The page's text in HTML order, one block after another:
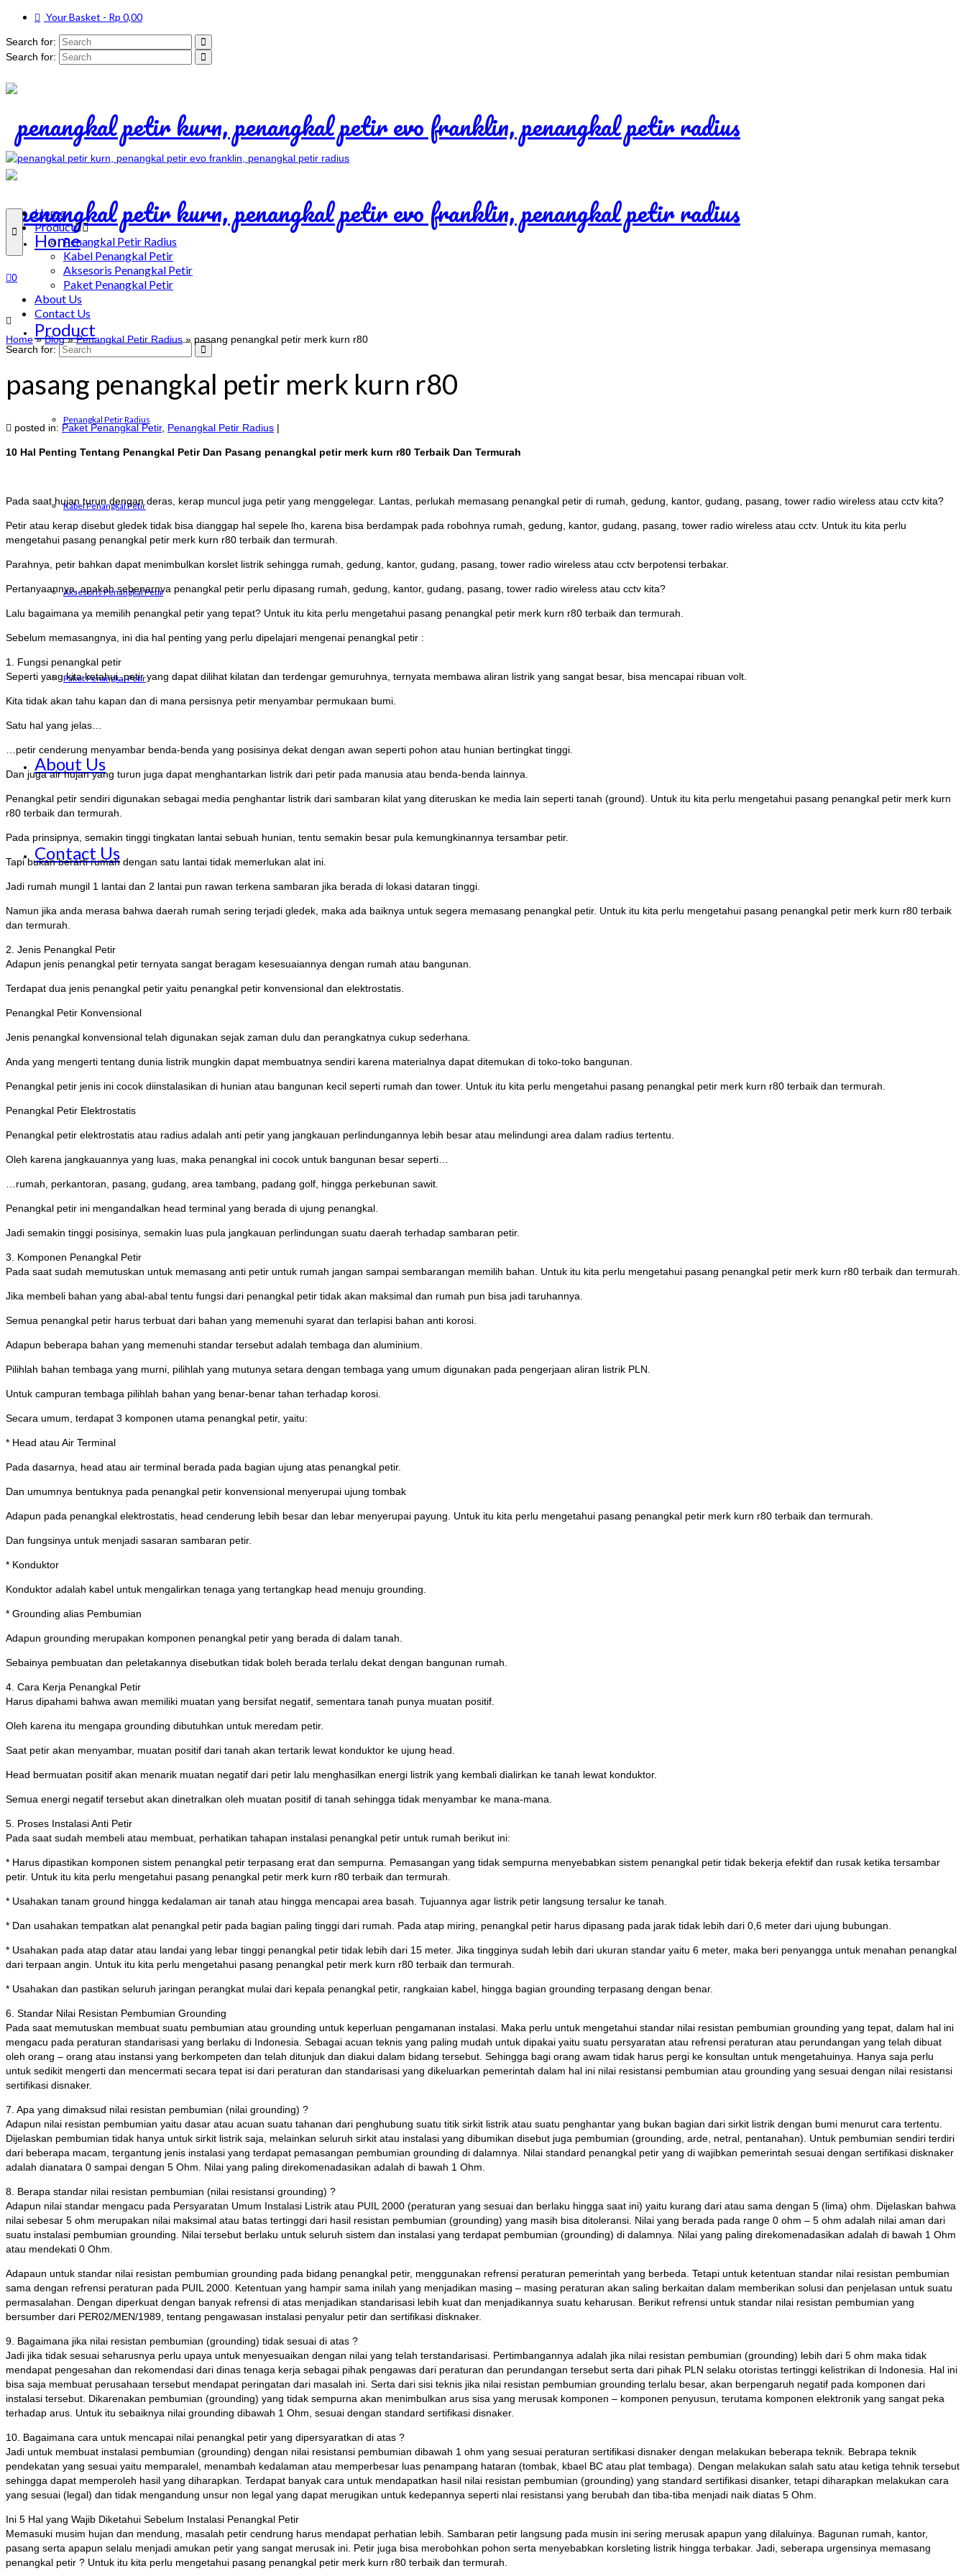
Your Basket - Rp 0,00
Search for:
Search for:
Home
Product
Penangkal Petir Radius
Kabel Penangkal Petir
Aksesoris Penangkal Petir
Paket Penangkal Petir
About Us
Contact Us
0
Search for:
Home
Product
Penangkal Petir Radius
Kabel Penangkal Petir
Aksesoris Penangkal Petir
Paket Penangkal Petir
About Us
Contact Us
Home » Blog»Penangkal Petir Radius » pasang penangkal petir merk kurn r80
pasang penangkal petir merk kurn r80
posted in: Paket Penangkal Petir, Penangkal Petir Radius |
10 Hal Penting Tentang Penangkal Petir Dan Pasang penangkal petir merk kurn r80 Terbaik Dan Termurah
Pada saat hujan turun dengan deras, kerap muncul juga petir yang menggelegar. Lantas, perlukah memasang penangkal petir di rumah, gedung, kantor, gudang, pasang, tower radio wireless atau cctv kita?
Petir atau kerap disebut gledek tidak bisa dianggap hal sepele lho, karena bisa berdampak pada robohnya rumah, gedung, kantor, gudang, pasang, tower radio wireless atau cctv. Untuk itu kita perlu
mengetahui pasang penangkal petir merk kurn r80 terbaik dan termurah.
Parahnya, petir bahkan dapat menimbulkan korslet listrik sehingga rumah, gedung, kantor, gudang, pasang, tower radio wireless atau cctv berpotensi terbakar.
Pertanyaannya, apakah sebenarnya penangkal petir perlu dipasang rumah, gedung, kantor, gudang, pasang, tower radio wireless atau cctv kita?
Lalu bagaimana ya memilih penangkal petir yang tepat? Untuk itu kita perlu mengetahui pasang penangkal petir merk kurn r80 terbaik dan termurah.
Sebelum memasangnya, ini dia hal penting yang perlu dipelajari mengenai penangkal petir :
1. Fungsi penangkal petir
Seperti yang kita ketahui, petir yang dapat dilihat kilatan dan terdengar gemuruhnya, ternyata membawa aliran listrik yang sangat besar, bisa mencapai ribuan volt.
Kita tidak akan tahu kapan dan di mana persisnya petir menyambar permukaan bumi.
Satu hal yang jelas…
…petir cenderung menyambar benda-benda yang posisinya dekat dengan awan seperti pohon atau hunian bertingkat tinggi.
Dan juga air hujan yang turun juga dapat menghantarkan listrik dari petir pada manusia atau benda-benda lainnya.
Penangkal petir sendiri digunakan sebagai media penghantar listrik dari sambaran kilat yang diteruskan ke media lain seperti tanah (ground). Untuk itu kita perlu mengetahui pasang penangkal petir merk kurn
r80 terbaik dan termurah.
Pada prinsipnya, semakin tinggi tingkatan lantai sebuah hunian, tentu semakin besar pula kemungkinannya tersambar petir.
Tapi bukan berarti rumah dengan satu lantai tidak memerlukan alat ini.
Jadi rumah mungil 1 lantai dan 2 lantai pun rawan terkena sambaran jika berada di lokasi dataran tinggi.
Namun jika anda merasa bahwa daerah rumah sering terjadi gledek, maka ada baiknya untuk segera memasang penangkal petir. Untuk itu kita perlu mengetahui pasang penangkal petir merk kurn r80 terbaik
dan termurah.
2. Jenis Penangkal Petir
Adapun jenis penangkal petir ternyata sangat beragam kesesuaiannya dengan rumah atau bangunan.
Terdapat dua jenis penangkal petir yaitu penangkal petir konvensional dan elektrostatis.
Penangkal Petir Konvensional
Jenis penangkal konvensional telah digunakan sejak zaman dulu dan perangkatnya cukup sederhana.
Anda yang mengerti tentang dunia listrik mungkin dapat membuatnya sendiri karena materialnya dapat ditemukan di toko-toko bangunan.
Penangkal petir jenis ini cocok diinstalasikan di hunian atau bangunan kecil seperti rumah dan tower. Untuk itu kita perlu mengetahui pasang penangkal petir merk kurn r80 terbaik dan termurah.
Penangkal Petir Elektrostatis
Penangkal petir elektrostatis atau radius adalah anti petir yang jangkauan perlindungannya lebih besar atau melindungi area dalam radius tertentu.
Oleh karena jangkauannya yang luas, maka penangkal ini cocok untuk bangunan besar seperti…
…rumah, perkantoran, pasang, gudang, area tambang, padang golf, hingga perkebunan sawit.
Penangkal petir ini mengandalkan head terminal yang berada di ujung penangkal.
Jadi semakin tinggi posisinya, semakin luas pula jangkauan perlindungan suatu daerah terhadap sambaran petir.
3. Komponen Penangkal Petir
Pada saat sudah memutuskan untuk memasang anti petir untuk rumah jangan sampai sembarangan memilih bahan. Untuk itu kita perlu mengetahui pasang penangkal petir merk kurn r80 terbaik dan termurah.
Jika membeli bahan yang abal-abal tentu fungsi dari penangkal petir tidak akan maksimal dan rumah pun bisa jadi taruhannya.
Semua penangkal petir harus terbuat dari bahan yang memenuhi syarat dan terlapisi bahan anti korosi.
Adapun beberapa bahan yang memenuhi standar tersebut adalah tembaga dan aluminium.
Pilihlah bahan tembaga yang murni, pilihlah yang mutunya setara dengan tembaga yang umum digunakan pada pengerjaan aliran listrik PLN.
Untuk campuran tembaga pilihlah bahan yang benar-benar tahan terhadap korosi.
Secara umum, terdapat 3 komponen utama penangkal petir, yaitu:
* Head atau Air Terminal
Pada dasarnya, head atau air terminal berada pada bagian ujung atas penangkal petir.
Dan umumnya bentuknya pada penangkal petir konvensional menyerupai ujung tombak
Adapun pada penangkal elektrostatis, head cenderung lebih besar dan lebar menyerupai payung. Untuk itu kita perlu mengetahui pasang penangkal petir merk kurn r80 terbaik dan termurah.
Dan fungsinya untuk menjadi sasaran sambaran petir.
* Konduktor
Konduktor adalah kabel untuk mengalirkan tenaga yang tertangkap head menuju grounding.
* Grounding alias Pembumian
Adapun grounding merupakan komponen penangkal petir yang berada di dalam tanah.
Sebainya pembuatan dan peletakannya disebutkan tidak boleh berada terlalu dekat dengan bangunan rumah.
4. Cara Kerja Penangkal Petir
Harus dipahami bahwa awan memiliki muatan yang bersifat negatif, sementara tanah punya muatan positif.
Oleh karena itu mengapa grounding dibutuhkan untuk meredam petir.
Saat petir akan menyambar, muatan positif dari tanah akan tertarik lewat konduktor ke ujung head.
Head bermuatan positif akan menarik muatan negatif dari petir lalu menghasilkan energi listrik yang kembali dialirkan ke tanah lewat konduktor.
Semua energi negatif tersebut akan dinetralkan oleh muatan positif di tanah sehingga tidak menyambar ke mana-mana.
5. Proses Instalasi Anti Petir
Pada saat sudah membeli atau membuat, perhatikan tahapan instalasi penangkal petir untuk rumah berikut ini:
* Harus dipastikan komponen sistem penangkal petir terpasang erat dan sempurna. Pemasangan yang tidak sempurna menyebabkan sistem penangkal petir tidak bekerja efektif dan rusak ketika tersambar
petir. Untuk itu kita perlu mengetahui pasang penangkal petir merk kurn r80 terbaik dan termurah.
* Usahakan tanam ground hingga kedalaman air tanah atau hingga mencapai area basah. Tujuannya agar listrik petir langsung tersalur ke tanah.
* Dan usahakan tempatkan alat penangkal petir pada bagian paling tinggi dari rumah. Pada atap miring, penangkal petir harus dipasang pada jarak tidak lebih dari 0,6 meter dari ujung bubungan.
* Usahakan pada atap datar atau landai yang lebar tinggi penangkal petir tidak lebih dari 15 meter. Jika tingginya sudah lebih dari ukuran standar yaitu 6 meter, maka beri penyangga untuk menahan penangkal
dari terpaan angin. Untuk itu kita perlu mengetahui pasang penangkal petir merk kurn r80 terbaik dan termurah.
* Usahakan dan pastikan seluruh jaringan perangkat mulai dari kepala penangkal petir, rangkaian kabel, hingga bagian grounding terpasang dengan benar.
6. Standar Nilai Resistan Pembumian Grounding
Pada saat memutuskan membuat suatu pembumian atau grounding untuk keperluan pengamanan instalasi. Maka perlu untuk mengetahui standar nilai resistan pembumian grounding yang tepat, dalam hal ini
mengacu pada peraturan standarisasi yang berlaku di Indonesia. Sebagai acuan teknis yang paling mudah untuk dipakai yaitu suatu persyaratan atau refrensi peraturan atau perundangan yang telah dibuat
oleh orang – orang atau instansi yang berkompeten dan telah ditunjuk dan diakui dalam bidang tersebut. Sehingga bagi orang awam tidak harus pergi ke konsultan untuk mengetahuinya. Hanya saja perlu
untuk sedikit mengerti dan mencermati secara tepat isi dari peraturan dan standarisasi yang dikeluarkan pemerintah dalam hal ini nilai resistansi pembumian atau grounding yang sesuai dengan nilai resistansi
sertifikasi disnaker.
7. Apa yang dimaksud nilai resistan pembumian (nilai grounding) ?
Adapun nilai resistan pembumian yaitu dasar atau acuan suatu tahanan dari penghubung suatu titik sirkit listrik atau suatu penghantar yang bukan bagian dari sirkit listrik dengan bumi menurut cara tertentu.
Dijelaskan pembumian tidak hanya untuk sirkit listrik saja, melainkan seluruh sirkit atau instalasi yang dibumikan disebut juga pembumian (grounding, arde, netral, pentanahan). Untuk pembumian sendiri terdiri
dari beberapa macam, tergantung jenis instalasi yang terdapat pemasangan pembumian grounding di dalamnya. Nilai standard penangkal petir yang di wajibkan pemerintah sesuai dengan sertifikasi disknaker
adalah dianatara 0 sampai dengan 5 Ohm. Nilai yang paling direkomenadasikan adalah di bawah 1 Ohm.
8. Berapa standar nilai resistan pembumian (nilai resistansi grounding) ?
Adapun nilai standar mengacu pada Persyaratan Umum Instalasi Listrik atau PUIL 2000 (peraturan yang sesuai dan berlaku hingga saat ini) yaitu kurang dari atau sama dengan 5 (lima) ohm. Dijelaskan bahwa
nilai sebesar 5 ohm merupakan nilai maksimal atau batas tertinggi dari hasil resistan pembumian (grounding) yang masih bisa ditoleransi. Nilai yang berada pada range 0 ohm – 5 ohm adalah nilai aman dari
suatu instalasi pembumian grounding. Nilai tersebut berlaku untuk seluruh sistem dan instalasi yang terdapat pembumian (grounding) di dalamnya. Nilai yang paling direkomenadasikan adalah di bawah 1 Ohm
atau mendekati 0 Ohm.
Adapaun untuk standar nilai resistan pembumian grounding pada bidang penangkal petir, menggunakan refrensi peraturan pemerintah yang berbeda. Tetapi untuk ketentuan standar nilai resistan pembumian
sama dengan refrensi peraturan pada PUIL 2000. Ketentuan yang hampir sama inilah yang menjadikan masing – masing peraturan akan saling berkaitan dalam memberikan solusi dan penjelasan untuk suatu
permasalahan. Dengan diperkuat dengan banyak refrensi di atas menjadikan standarisasi lebih kuat dan menjadikannya suatu keharusan. Berikut refrensi untuk standar nilai resistan pembumian yang
bersumber dari PER02/MEN/1989, tentang pengawasan instalasi penyalur petir dan sertifikasi disknaker.
9. Bagaimana jika nilai resistan pembumian (grounding) tidak sesuai di atas ?
Jadi jika tidak sesuai seharusnya perlu upaya untuk menyesuaikan dengan nilai yang telah terstandarisasi. Pertimbangannya adalah jika nilai resistan pembumian (grounding) lebih dari 5 ohm maka tidak
mendapat pengesahan dan rekomendasi dari dinas tenaga kerja sebagai pihak pengawas dari peraturan dan perundangan tersebut serta dari pihak PLN selaku otoristas tertinggi kelistrikan di Indonesia. Hal ini
bisa saja membuat perusahaan tersebut mendapat peringatan dari masalah ini. Serta dari sisi teknis jika nilai resistan pembumian grounding terlalu besar, akan berpengaruh negatif pada komponen dari
instalasi tersebut. Dikarenakan pembumian (grounding) yang tidak sempurna akan menimbulkan arus sisa yang merusak komponen – komponen penyusun, terutama komponen elektronik yang sangat peka
terhadap arus. Untuk itu sebaiknya nilai grounding dibawah 1 Ohm, sesuai dengan standard sertifikasi disnaker.
10. Bagaimana cara untuk mencapai nilai penangkal petir yang dipersyaratkan di atas ?
Jadi untuk membuat instalasi pembumian (grounding) dengan nilai resistansi pembumian dibawah 1 ohm yang sesuai peraturan sertifikasi disnaker dengan melakukan beberapa teknik. Bebrapa teknik
pendekatan yang sesuai yaitu memparalel, menambah kedalaman atau memperbesar luas penampang hataran (tombak, kbael BC atau plat tembaga). Dengan melakukan salah satu atau ketiga tehnik tersebut
sehingga dapat memperoleh hasil yang diharapkan. Terdapat banyak cara untuk mendapatkan hasil nilai resistan pembumian (grounding) yang standard sertifikasi disanker, tetapi diharapkan melakukan cara
yang sesuai (legal) dan tidak mengandung unsur non legal yang dapat merugikan untuk kedepannya seperti nlai resistansi yang berubah dan tiba-tiba menjadi naik diatas 5 Ohm.
Ini 5 Hal yang Wajib Diketahui Sebelum Instalasi Penangkal Petir
Memasuki musim hujan dan mendung, masalah petir cendrung harus mendapat perhatian lebih. Sambaran petir langsung pada musin ini sering merusak apapun yang dilaluinya. Bagunan rumah, kantor,
pasang serta apapun selalu menjadi amukan petir yang sangat merusak ini. Petir juga bisa merobohkan pohon serta menyebabkan korsleting listrik hingga terbakar. Jadi, seberapa urgensinya memasang
penangkal petir ? Untuk itu kita perlu mengetahui pasang penangkal petir merk kurn r80 terbaik dan termurah.